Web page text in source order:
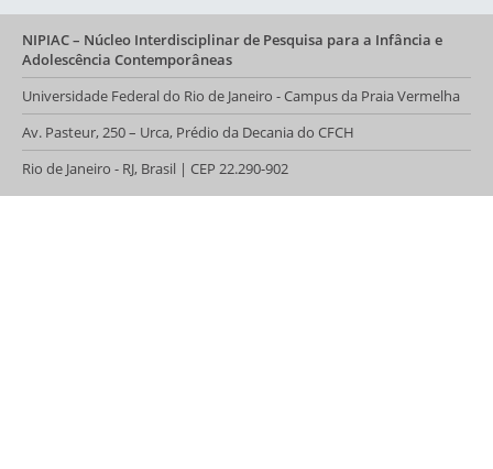
NIPIAC – Núcleo Interdisciplinar de Pesquisa para a Infância e
Adolescência Contemporâneas
Universidade Federal do Rio de Janeiro - Campus da Praia Vermelha
Av. Pasteur, 250 – Urca, Prédio da Decania do CFCH
Rio de Janeiro - RJ, Brasil | CEP 22.290-902